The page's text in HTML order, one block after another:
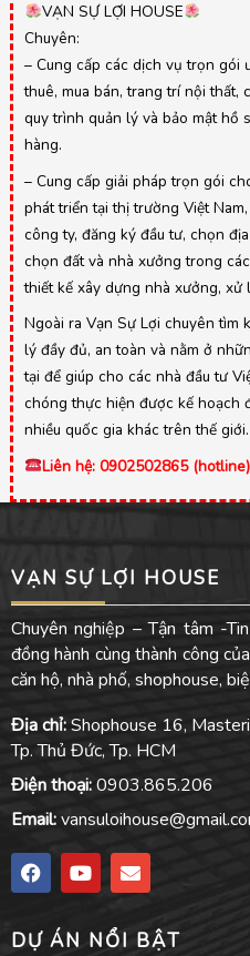
VẠN SỰ LỢI HOUSE
Chuyên:
– Cung cấp các dịch vụ trọn gói
thuê, mua bán, trang trí nội
quy trình quản lý và bảo mật hồ
hàng.
– Cung cấp giải pháp trọn gói
phát triển tại thị trường Việt
công ty, đăng ký đầu tư, chọn
chọn đất và nhà xưởng trong
thiết kế xây dựng nhà xưởng,
Ngoài ra Vạn Sự Lợi chuyên tìm
lý đầy đủ, an toàn và nằm ở
tại để giúp cho các nhà đầu tư
chóng thực hiện được kế hoạch
nhiều quốc gia khác trên thế giới.
Liên hệ: 0902502865
VẠN SỰ LỢI HOUSE
Chuyên nghiệp – Tận tâm -
đồng hành cùng thành công
căn hộ, nhà phố, shophouse,
Địa chỉ:Shophouse 16,
Tp. Thủ Đức, Tp. HCM
Điện thoại:0903.865.206
Email:
F
a
c
b
Y
o
u
u
E
n
v
DỰ ÁN NỔI BẬT